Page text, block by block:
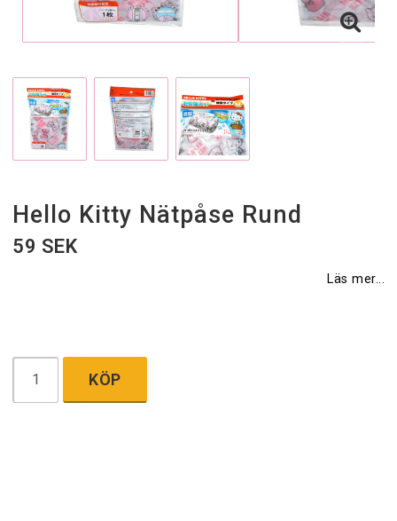
Hello Kitty Nätpåse Rund
59 SEK
Läs mer...
KÖP